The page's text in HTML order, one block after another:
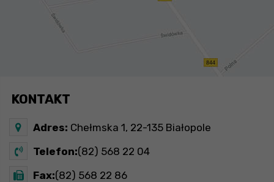
KONTAKT
Adres: Chełmska 1, 22-135 Białopole
Telefon:(82) 568 22 04
Fax:(82) 568 22 86